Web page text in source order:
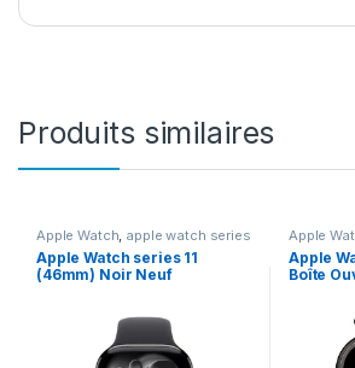
Produits similaires
Apple Watch, apple watch series
11
Apple Watch series 11
(46mm) Noir Neuf
Apple
3 En
Apple
Boîte